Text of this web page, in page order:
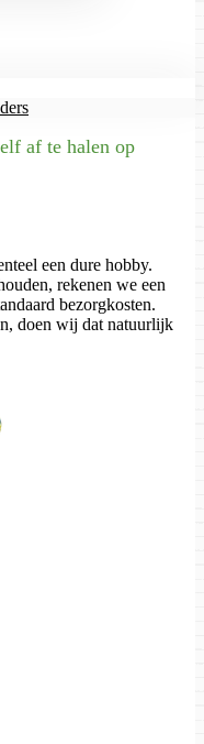
af te halen op
een dure hobby.
rekenen we een
bezorgkosten.
doen wij dat natuurlijk